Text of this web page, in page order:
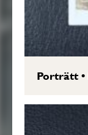
Porträtt•